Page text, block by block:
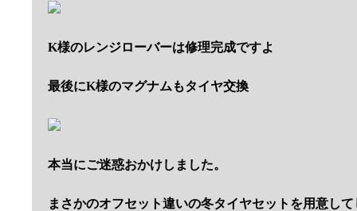
K様のレンジローバーは修理完成ですよ
最後にK様のマグナムもタイヤ交換
本当にご迷惑おかけしました。
まさかのオフセット違いの冬タイヤセットを用意し